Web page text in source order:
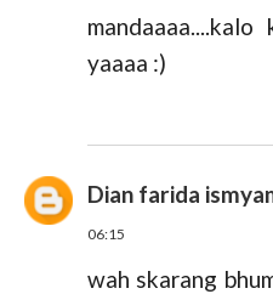
yaaaa :)
Dian farida
06:15
wah skarang